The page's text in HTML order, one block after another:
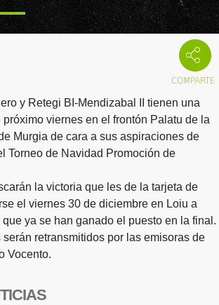
y Retegi BI-Mendizabal II tienen una
viernes en el frontón Palatu de la
Murgia de cara a sus aspiraciones de
Torneo de Navidad Promoción de
la victoria que les de la tarjeta de
el viernes 30 de diciembre en Loiu a
ya se han ganado el puesto en la final.
retransmitidos por las emisoras de
Vocento.